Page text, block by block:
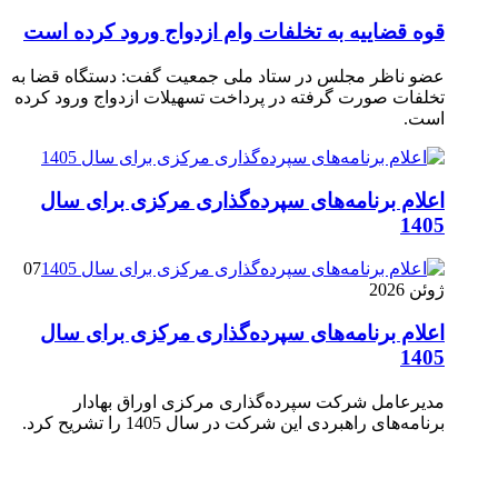
قوه قضاییه به تخلفات وام ازدواج ورود کرده است
عضو ناظر مجلس در ستاد ملی جمعیت گفت: دستگاه قضا به
تخلفات صورت گرفته در پرداخت تسهیلات ازدواج ورود کرده
است.
اعلام برنامه‌های سپرده‌گذاری مرکزی برای سال
1405
07
ژوئن 2026
اعلام برنامه‌های سپرده‌گذاری مرکزی برای سال
1405
مدیرعامل شرکت سپرده‌گذاری مرکزی اوراق بهادار
برنامه‌های راهبردی این شرکت در سال 1405 را تشریح کرد.